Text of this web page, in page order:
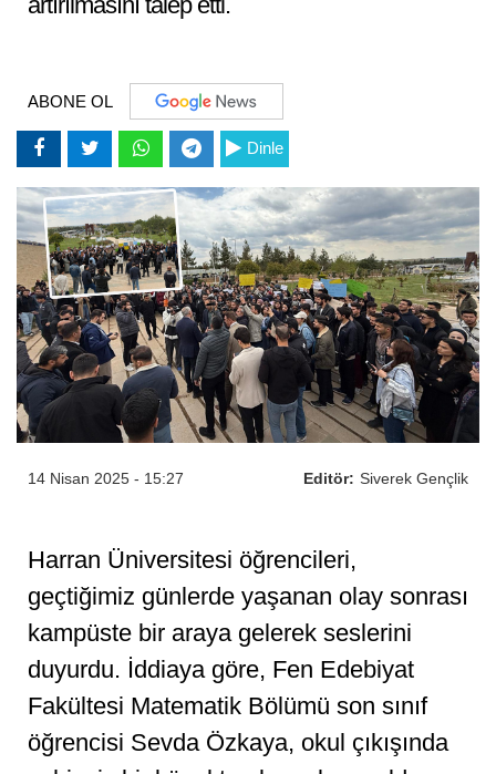
ABONE OL
Dinle
Editör: Siverek Gençlik
14 Nisan 2025 - 15:27
Harran Üniversitesi öğrencileri,
geçtiğimiz günlerde yaşanan olay sonrası
kampüste bir araya gelerek seslerini
duyurdu. İddiaya göre, Fen Edebiyat
Fakültesi Matematik Bölümü son sınıf
öğrencisi Sevda Özkaya, okul çıkışında